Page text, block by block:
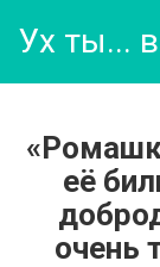
Ух ты...
её
очень